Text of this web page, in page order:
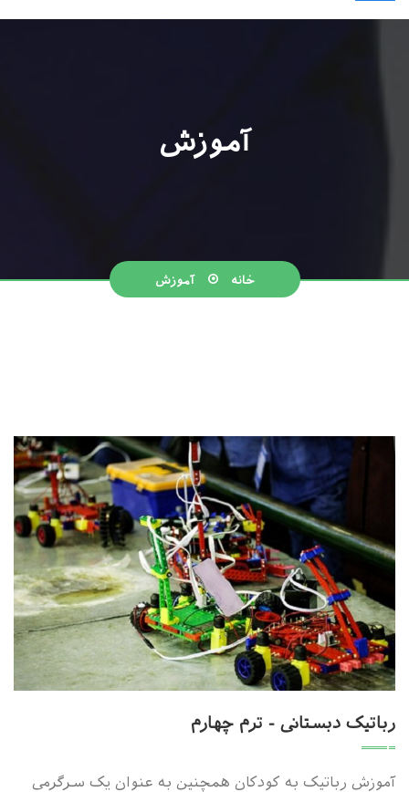
آموزش
خانه آموزش
رباتیک دبستانی - ترم چهارم
آموزش رباتیک به کودکان همچنین به عنوان یک سرگرمی